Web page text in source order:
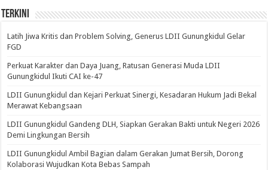
Terkini
Latih Jiwa Kritis dan Problem Solving, Generus LDII Gunungkidul Gelar
FGD
Perkuat Karakter dan Daya Juang, Ratusan Generasi Muda LDII
Gunungkidul Ikuti CAI ke-47
LDII Gunungkidul dan Kejari Perkuat Sinergi, Kesadaran Hukum Jadi Bekal
Merawat Kebangsaan
LDII Gunungkidul Gandeng DLH, Siapkan Gerakan Bakti untuk Negeri 2026
Demi Lingkungan Bersih
LDII Gunungkidul Ambil Bagian dalam Gerakan Jumat Bersih, Dorong
Kolaborasi Wujudkan Kota Bebas Sampah